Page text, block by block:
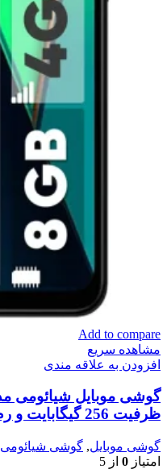
Add to compare
مشاهده سریع
افزودن به علاقه مندی
ظرفیت 256 گیگابایت و رم 8 گیگابایت
گوشی موبایل, گوشی شیائومی
امتیاز 0 از 5